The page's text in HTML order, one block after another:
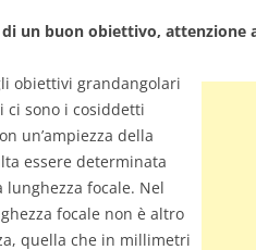
un buon obiettivo, attenzione
obiettivi grandangolari
ci sono i cosiddetti
un’ampiezza della
essere determinata
focale. Nel
focale non è altro
quella che in millimetri